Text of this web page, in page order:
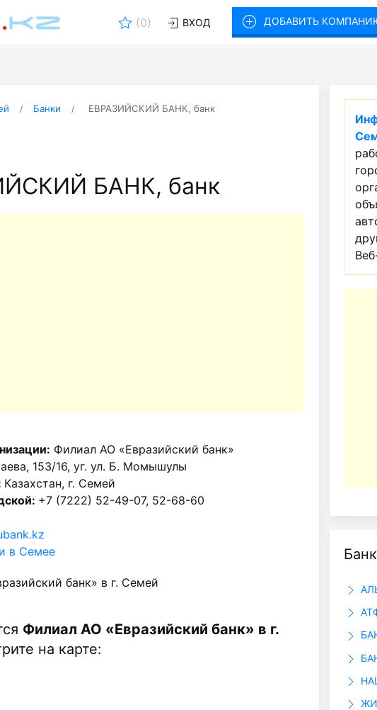
(0) ВХОД ДОБАВИТЬ
Банки ЕВРАЗИЙСКИЙ БАНК, банк
БАНК, банк
Филиал АО «Евразийский банк»
153/16, уг. ул. Б. Момышулы
Казахстан, г. Семей
+7 (7222) 52-49-07, 52-68-60
в Семее
банк» в г. Семей
Филиал АО «Евразийский банк» в г.
на карте: